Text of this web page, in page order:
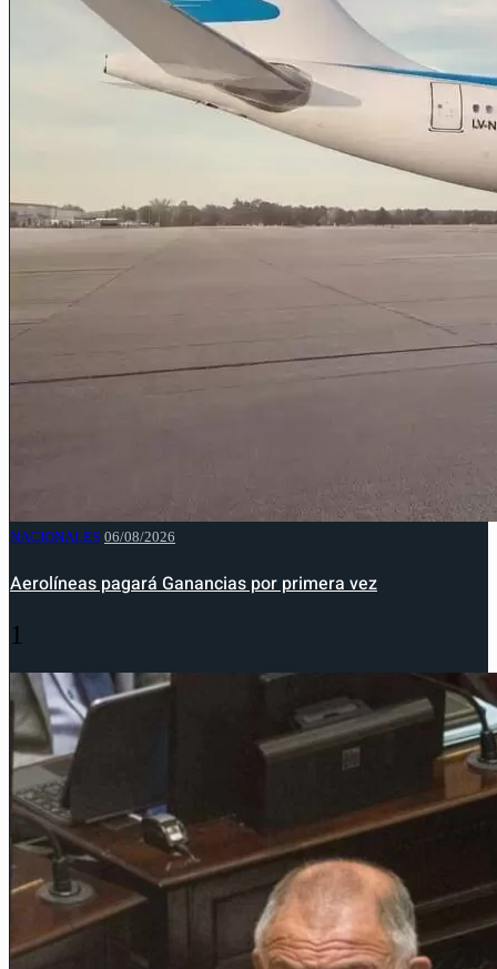
NACIONALES 06/08/2026
Aerolíneas pagará Ganancias por primera vez
1